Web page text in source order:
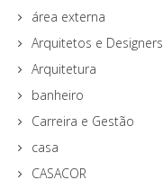
área externa
Arquitetos e Designers
Arquitetura
banheiro
Carreira e Gestão
casa
CASACOR